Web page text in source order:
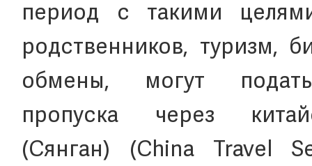
период с такими
родственников, туризм,
обмены, могут
пропуска через
(Сянган) (China Travel